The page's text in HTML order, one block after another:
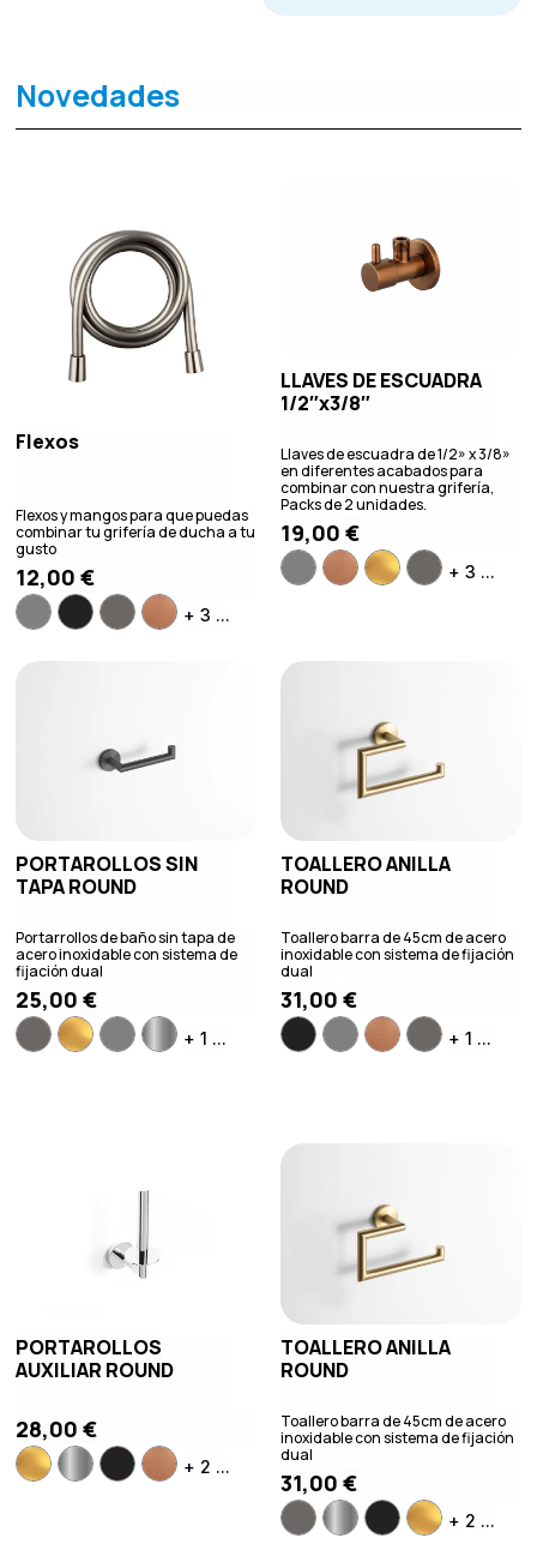
Novedades
Flexos
Flexos y mangos para que puedas
combinar tu grifería de ducha a tu
gusto
12,00€
+ 3 ...
LLAVES DE ESCUADRA
1/2″x3/8″
Llaves de escuadra de 1/2» x 3/8»
en diferentes acabados para
combinar con nuestra grifería,
Packs de 2 unidades.
19,00 €
+ 3 ...
PORTAROLLOS SIN
TAPA ROUND
Portarrollos de baño sin tapa de
acero inoxidable con sistema de
fijación dual
25,00€
+ 1 ...
TOALLERO ANILLA
ROUND
Toallero barra de 45cm de acero
inoxidable con sistema de fijación
dual
31,00 €
+ 1 ...
PORTAROLLOS
AUXILIAR ROUND
28,00€
+ 2 ...
TOALLERO ANILLA
ROUND
Toallero barra de 45cm de acero
inoxidable con sistema de fijación
dual
31,00 €
+ 2 ...